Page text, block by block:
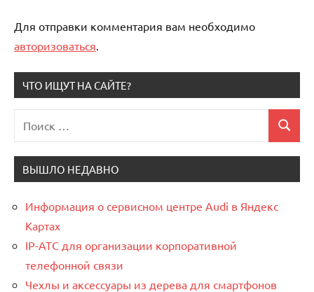
Для отправки комментария вам необходимо
авторизоваться
ЧТО ИЩУТ НА САЙТЕ?
для:
Поиск
ВЫШЛО НЕДАВНО
Информация о сервисном центре Audi в Яндекс
Картах
IP-АТС для организации корпоративной
телефонной связи
Чехлы и аксессуары из дерева для смартфонов